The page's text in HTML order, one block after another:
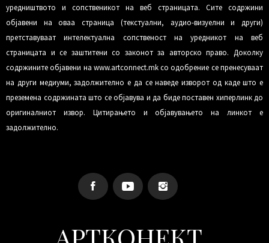
уредништвото и сопственикот на веб страницата. Сите содржини
објавени на оваа страница (текстуални, аудио-визуелни и други)
претставуваат интелектуална сопственост на уредникот на веб
страницата и се заштитени со законот за авторско право. Доколку
содржините објавени на www.artconnect.mk со одобрение се пренесуваат
на други медиуми, задолжително е да се наведе изворот од каде што е
преземена содржината што се објавува и да биде поставен хиперлинк до
оригиналниот извор. Цитирањето и објавувањето на линкот е
задолжително.